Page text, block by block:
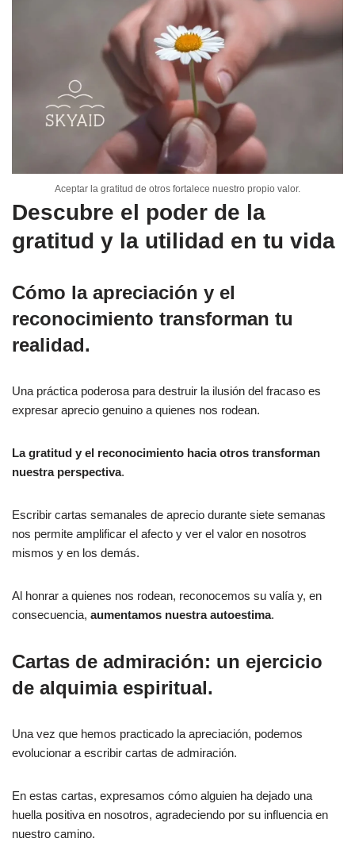
Aceptar la gratitud de otros fortalece nuestro propio valor.
Descubre el poder de la
gratitud y la utilidad en tu vida
Cómo la apreciación y el
reconocimiento transforman tu
realidad.
Una práctica poderosa para destruir la ilusión del fracaso es
expresar aprecio genuino a quienes nos rodean.
La gratitud y el reconocimiento hacia otros transforman
nuestra perspectiva.
Escribir cartas semanales de aprecio durante siete semanas
nos permite amplificar el afecto y ver el valor en nosotros
mismos y en los demás.
Al honrar a quienes nos rodean, reconocemos su valía y, en
consecuencia, aumentamos nuestra autoestima.
Cartas de admiración: un ejercicio
de alquimia espiritual.
Una vez que hemos practicado la apreciación, podemos
evolucionar a escribir cartas de admiración.
En estas cartas, expresamos cómo alguien ha dejado una
huella positiva en nosotros, agradeciendo por su influencia en
nuestro camino.